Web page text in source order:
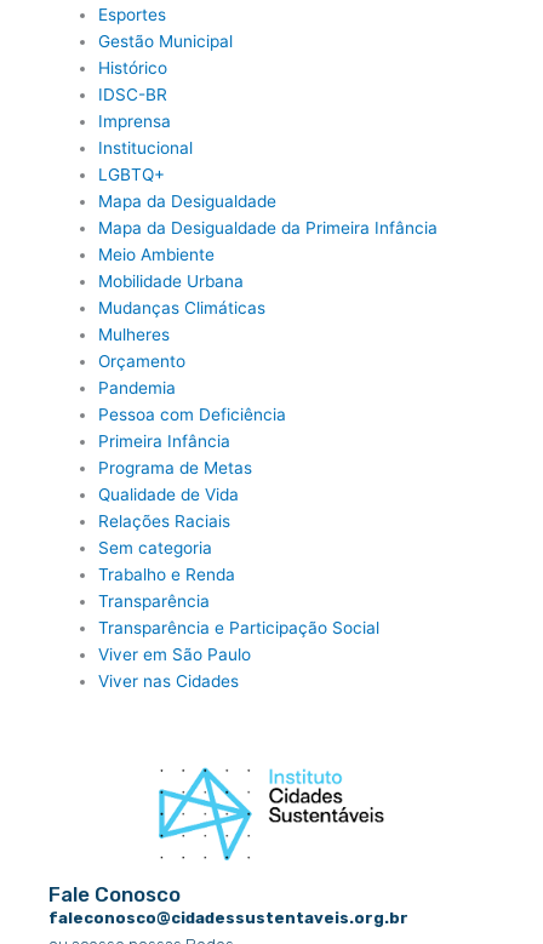
Esportes
Gestão Municipal
Histórico
IDSC-BR
Imprensa
Institucional
LGBTQ+
Mapa da Desigualdade
Mapa da Desigualdade da Primeira Infância
Meio Ambiente
Mobilidade Urbana
Mudanças Climáticas
Mulheres
Orçamento
Pandemia
Pessoa com Deficiência
Primeira Infância
Programa de Metas
Qualidade de Vida
Relações Raciais
Sem categoria
Trabalho e Renda
Transparência
Transparência e Participação Social
Viver em São Paulo
Viver nas Cidades
Fale Conosco
faleconosco@cidadessustentaveis.org.br